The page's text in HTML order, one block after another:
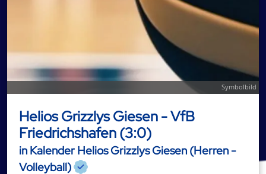
Symbolbild
Helios Grizzlys Giesen - VfB
Friedrichshafen (3:0)
in Kalender Helios Grizzlys Giesen (Herren -
Volleyball)